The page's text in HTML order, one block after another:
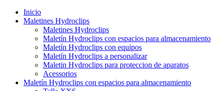
Inicio
Maletines Hydroclips
Maletines Hydroclips
Maletín Hydroclips con espacios para almacenamiento
Maletín Hydroclips con equipos
Maletín Hydroclips a personalizar
Maletin Hydroclips para proteccion de aparatos
Acessorios
Maletín Hydroclips con espacios para almacenamiento